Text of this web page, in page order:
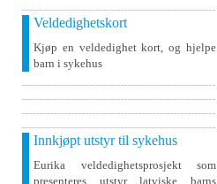
Veldedighetskort
Kjøp en veldedighet kort, og hjelpe
barn i sykehus
Innkjøpt utstyr til sykehus
Eurika veldedighetsprosjekt som
presenteres utstyr latviske barns